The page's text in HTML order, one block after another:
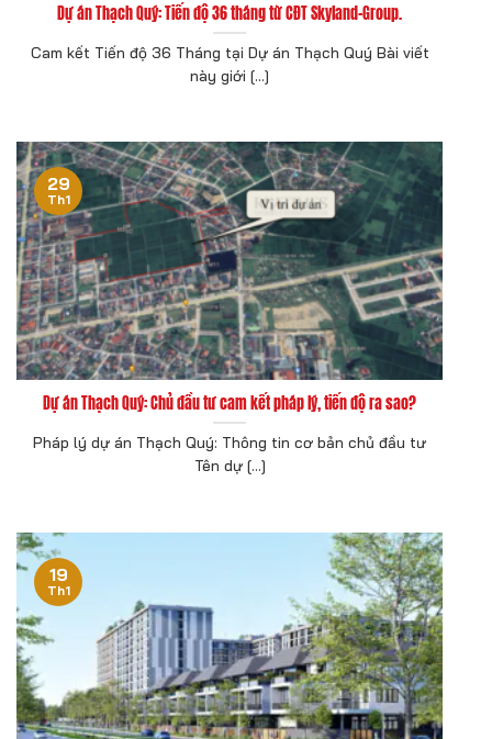
Dự án Thạch Quý: Tiến độ 36 tháng từ CĐT Skyland-Group.
Cam kết Tiến độ 36 Tháng tại Dự án Thạch Quý Bài viết
này giới [...]
Dự án Thạch Quý: Chủ đầu tư cam kết pháp lý, tiến độ ra sao?
Pháp lý dự án Thạch Quý: Thông tin cơ bản chủ đầu tư
Tên dự [...]
29
Th1
19
Th1